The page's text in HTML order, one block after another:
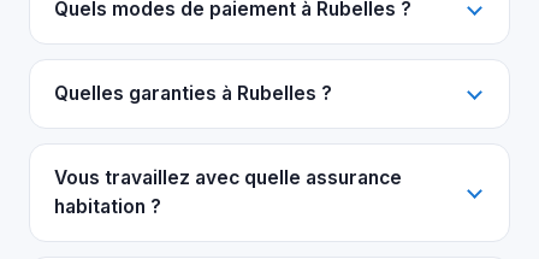
Quels modes de paiement à Rubelles ?
Quelles garanties à Rubelles ?
Vous travaillez avec quelle assurance
habitation ?